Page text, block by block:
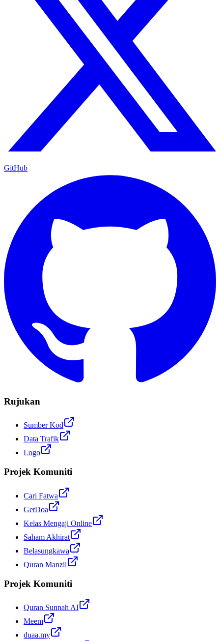
GitHub
Rujukan
Sumber Kod
Data Trafik
Logo
Projek Komuniti
Cari Fatwa
GetDoa
Kelas Mengaji Online
Saham Akhirat
Belasungkawa
Quran Manzil
Projek Komuniti
Quran Sunnah AI
Meem
duaa.my